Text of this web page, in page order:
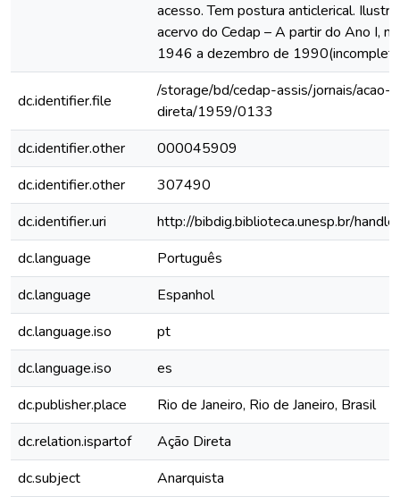
acesso. Tem postura anticlerical.
acervo do Cedap – A partir do Ano I, n.
1946 a dezembro de
dc.identifier.file
/storage/bd/cedap-assis/jornais/acao-
direta/1959/0133
dc.identifier.other
000045909
dc.identifier.other
307490
dc.identifier.uri
http://bibdig.biblioteca.unesp.br/
dc.language
Português
dc.language
Espanhol
dc.language.iso
pt
dc.language.iso
es
dc.publisher.place
Rio de Janeiro, Rio de Janeiro, Brasil
dc.relation.ispartof
Ação Direta
dc.subject
Anarquista